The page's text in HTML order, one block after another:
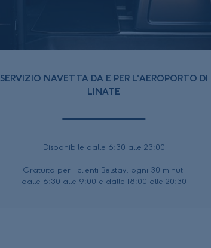
SERVIZIO NAVETTA DA E PER L'AEROPORTO DI
LINATE
Disponibile dalle 6:30 alle 23:00
Gratuito per i clienti Belstay, ogni 30 minuti
dalle 6:30 alle 9:00 e dalle 18:00 alle 20:30